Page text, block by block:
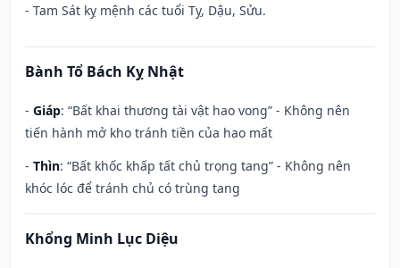
- Tam Sát kỵ mệnh các tuổi Tỵ, Dậu, Sửu.
Bành Tổ Bách Kỵ Nhật
- Giáp: “Bất khai thương tài vật hao vong” - Không nên
tiến hành mở kho tránh tiền của hao mất
- Thìn: “Bất khốc khấp tất chủ trọng tang” - Không nên
khóc lóc để tránh chủ có trùng tang
Khổng Minh Lục Diệu